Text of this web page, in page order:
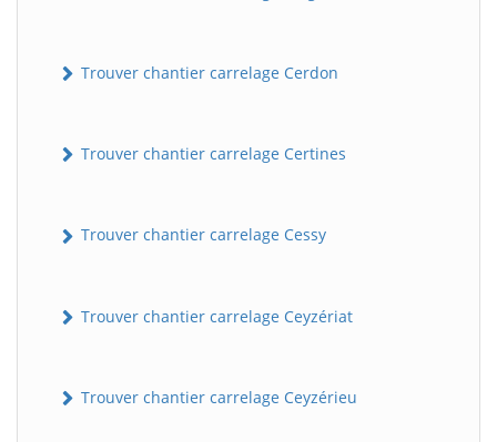
Trouver chantier carrelage Cerdon
Trouver chantier carrelage Certines
Trouver chantier carrelage Cessy
Trouver chantier carrelage Ceyzériat
Trouver chantier carrelage Ceyzérieu